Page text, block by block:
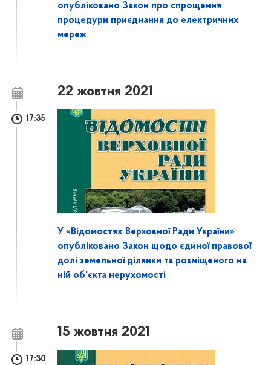
опубліковано Закон про спрощення
процедури приєднання до електричних
мереж
22 жовтня 2021
17:35
У «Відомостях Верховної Ради України»
опубліковано Закон щодо єдиної правової
долі земельної ділянки та розміщеного на
ній об'єкта нерухомості
15 жовтня 2021
17:30